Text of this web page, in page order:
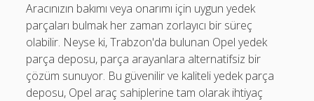
Aracınızın bakımı veya onarımı için uygun yedek
parçaları bulmak her zaman zorlayıcı bir süreç
olabilir. Neyse ki, Trabzon'da bulunan Opel yedek
parça deposu, parça arayanlara alternatifsiz bir
çözüm sunuyor. Bu güvenilir ve kaliteli yedek parça
deposu, Opel araç sahiplerine tam olarak ihtiyaç